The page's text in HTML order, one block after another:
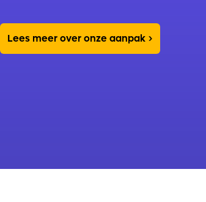
Lees meer over onze aanpak